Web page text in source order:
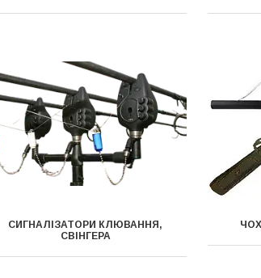
СИГНАЛІЗАТОРИ КЛЮВАННЯ,
СВІНГЕРА